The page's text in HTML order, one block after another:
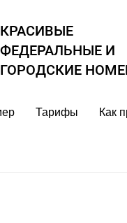
КРАСИВЫЕ
ФЕДЕРАЛЬНЫЕ И
ГОРОДСКИЕ
Тарифы Как